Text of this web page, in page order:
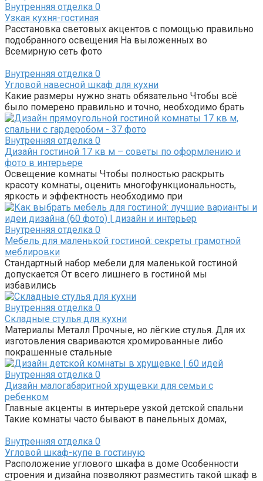
Внутренняя отделка 0
Узкая кухня-гостиная
Расстановка световых акцентов с помощью правильно
подобранного освещения На выложенных во
Всемирную сеть фото
Внутренняя отделка 0
Угловой навесной шкаф для кухни
Какие размеры нужно знать обязательно Чтобы всё
было померено правильно и точно, необходимо брать
Внутренняя отделка 0
Дизайн гостиной 17 кв м – советы по оформлению и
фото в интерьере
Освещение комнаты Чтобы полностью раскрыть
красоту комнаты, оценить многофункциональность,
яркость и эффектность необходимо при
Внутренняя отделка 0
Мебель для маленькой гостиной: секреты грамотной
меблировки
Стандартный набор мебели для маленькой гостиной
допускается От всего лишнего в гостиной мы
избавились
Внутренняя отделка 0
Складные стулья для кухни
Материалы Металл Прочные, но лёгкие стулья. Для их
изготовления свариваются хромированные либо
покрашенные стальные
Внутренняя отделка 0
Дизайн малогабаритной хрущевки для семьи с
ребенком
Главные акценты в интерьере узкой детской спальни
Такие комнаты часто бывают в панельных домах,
Внутренняя отделка 0
Угловой шкаф-купе в гостиную
Расположение углового шкафа в доме Особенности
строения и дизайна позволяют разместить такой шкаф в